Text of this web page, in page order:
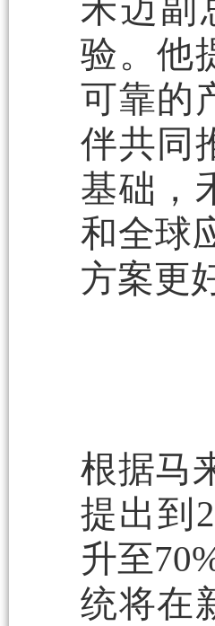
禾迈副
验。他
可靠的
伴共同
基础，
和全球
方案更
根据马
提出到
升至
统将在